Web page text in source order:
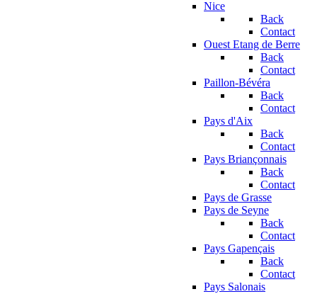
Nice
Back
Contact
Ouest Etang de Berre
Back
Contact
Paillon-Bévéra
Back
Contact
Pays d'Aix
Back
Contact
Pays Briançonnais
Back
Contact
Pays de Grasse
Pays de Seyne
Back
Contact
Pays Gapençais
Back
Contact
Pays Salonais